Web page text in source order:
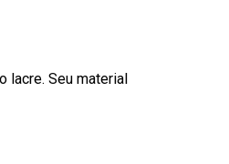
lacre. Seu material